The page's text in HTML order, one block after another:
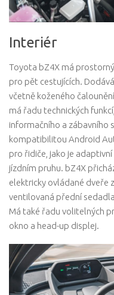
Interiér
Toyota bZ4X má
pro pět cestujících.
včetně koženého
má řadu technických
informačního a zábavního
kompatibilitou Android
pro řidiče, jako je
jízdním pruhu. bZ4X
elektricky ovládané dveře
ventilovaná přední
Má také řadu volitelných
okno a head-up displej.